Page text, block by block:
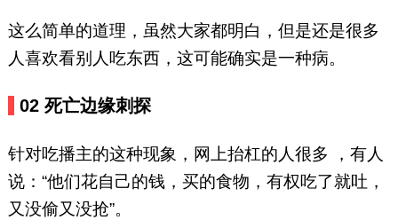
这么简单的道理，虽然大家都明白，但是还是很多
人喜欢看别人吃东西，这可能确实是一种病。
02 死亡边缘刺探
针对吃播主的这种现象，网上抬杠的人很多 ，有人
说：“他们花自己的钱，买的食物，有权吃了就吐，
又没偷又没抢”。